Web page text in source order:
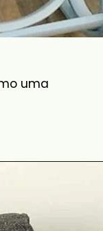
uma